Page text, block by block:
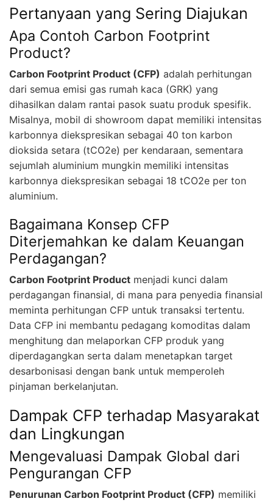
Pertanyaan yang Sering Diajukan
Apa Contoh Carbon Footprint
Product?
Carbon Footprint Product (CFP) adalah perhitungan
dari semua emisi gas rumah kaca (GRK) yang
dihasilkan dalam rantai pasok suatu produk spesifik.
Misalnya, mobil di showroom dapat memiliki intensitas
karbonnya diekspresikan sebagai 40 ton karbon
dioksida setara (tCO2e) per kendaraan, sementara
sejumlah aluminium mungkin memiliki intensitas
karbonnya diekspresikan sebagai 18 tCO2e per ton
aluminium.
Bagaimana Konsep CFP
Diterjemahkan ke dalam Keuangan
Perdagangan?
Carbon Footprint Product menjadi kunci dalam
perdagangan finansial, di mana para penyedia finansial
meminta perhitungan CFP untuk transaksi tertentu.
Data CFP ini membantu pedagang komoditas dalam
menghitung dan melaporkan CFP produk yang
diperdagangkan serta dalam menetapkan target
desarbonisasi dengan bank untuk memperoleh
pinjaman berkelanjutan.
Dampak CFP terhadap Masyarakat
dan Lingkungan
Mengevaluasi Dampak Global dari
Pengurangan CFP
Penurunan Carbon Footprint Product (CFP) memiliki